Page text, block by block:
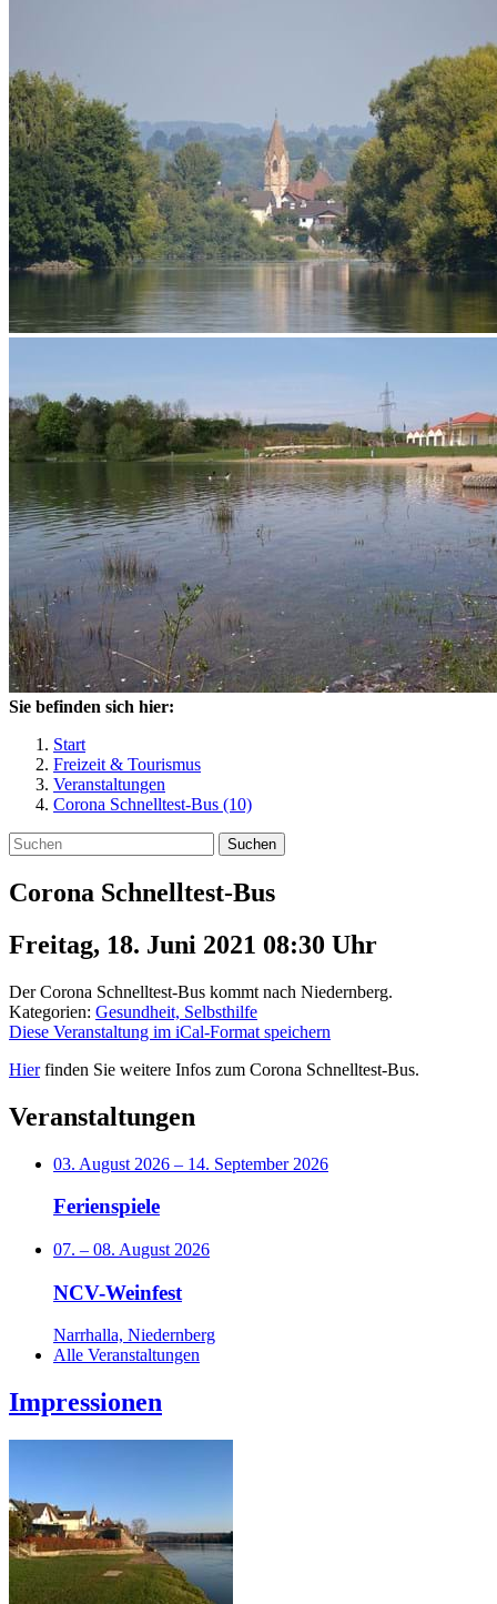
Sie befinden sich hier:
Start
Freizeit & Tourismus
Veranstaltungen
Corona Schnelltest-Bus (10)
Suchen
Corona Schnelltest-Bus
Freitag, 18. Juni 2021 08:30 Uhr
Der Corona Schnelltest-Bus kommt nach Niedernberg.
Kategorien: Gesundheit, Selbsthilfe
Diese Veranstaltung im iCal-Format speichern
Hierfinden Sie weitere Infos zum Corona Schnelltest-Bus.
Veranstaltungen
03. August 2026 – 14. September 2026
Ferienspiele
07. – 08. August 2026
NCV-Weinfest
Narrhalla, Niedernberg
Alle Veranstaltungen
Impressionen